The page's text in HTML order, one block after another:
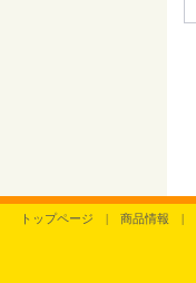
トップページ 商品情報